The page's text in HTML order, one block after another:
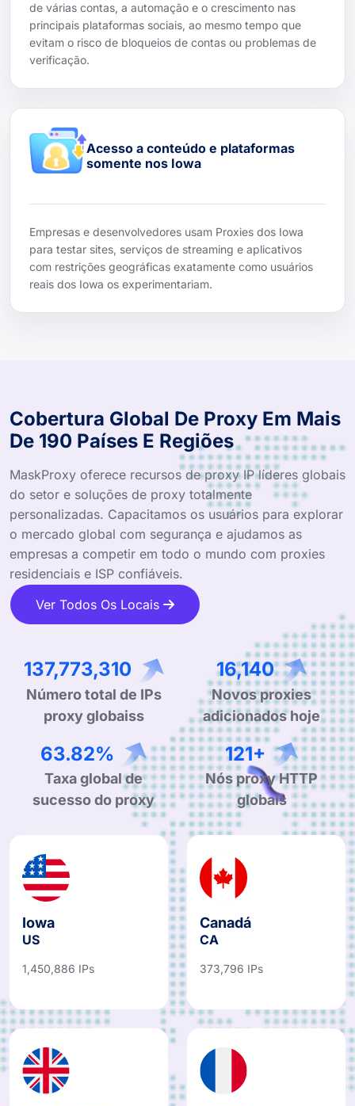
de várias contas, a automação e o crescimento nas
principais plataformas sociais, ao mesmo tempo que
evitam o risco de bloqueios de contas ou problemas de
verificação.
Acesso a conteúdo e plataformas
somente nos Iowa
Empresas e desenvolvedores usam Proxies dos Iowa
para testar sites, serviços de streaming e aplicativos
com restrições geográficas exatamente como usuários
reais dos Iowa os experimentariam.
Cobertura Global De Proxy Em Mais
De 190 Países E Regiões
MaskProxy oferece recursos de proxy IP líderes globais
do setor e soluções de proxy totalmente
personalizadas. Capacitamos os usuários para explorar
o mercado global com segurança e ajudamos as
empresas a competir em todo o mundo com proxies
residenciais e ISP confiáveis.
Ver Todos Os Locais
214,123,706
Número total de IPs
proxy globaiss
25,264
Novos proxies
adicionados hoje
99.90%
Taxa global de
sucesso do proxy
190+
Nós proxy HTTP
globais
Iowa
US
1,450,886 IPs
Canadá
CA
373,796 IPs